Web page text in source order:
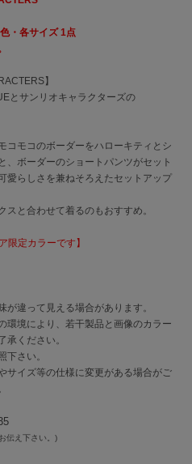
・各サイズ 1点
】
とサンリオキャラクターズの
コモコのボーダーをハローキティとシ
、ボーダーのショートパンツがセット
愛らしさを兼ねそろえたセットアップ
と合わせて着るのもおすすめ。
限定カラーです】
違って見える場合があります。
環境により、若干製品と画像のカラー
承ください。
下さい。
サイズ等の仕様に変更がある場合がご
伝え下さい。)